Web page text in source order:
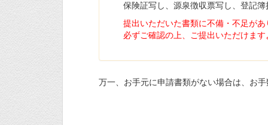
保険証写し、源泉徴収票写し、登記
提出いただいた書類に不備・不足が
必ずご確認の上、ご提出いただけま
万一、お手元に申請書類がない場合は、お